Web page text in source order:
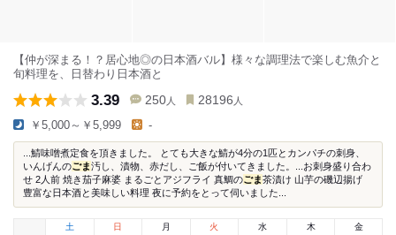
【仲が深まる！？居心地◎の日本酒バル】様々な調理法で楽しむ魚介と
旬料理を、日替わり日本酒と
3.39 250 人 28196 人
￥5,000～￥5,999 -
...鯖味噌煮定食を頂きました。 とても大きな鯖が4分の1匹とカンパチの刺身、
いんげんのごま汚し、漬物、赤だし、ご飯が付いてきました。...お刺身盛り合わ
せ 2人前 焼き茄子麻婆 まるごとアジフライ 真鯛のごま茶漬け 山芋の磯辺揚げ
豊富な日本酒と美味しい料理 夜に予約をとって伺いました...
土 日 月 火 水 木 金